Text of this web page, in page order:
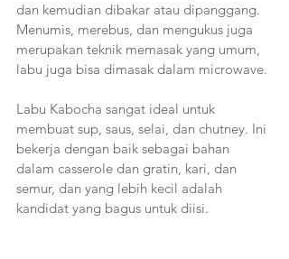
dan kemudian dibakar atau dipanggang.
Menumis, merebus, dan mengukus juga
merupakan teknik memasak yang umum,
labu juga bisa dimasak dalam microwave.
Labu Kabocha sangat ideal untuk
membuat sup, saus, selai, dan chutney. Ini
bekerja dengan baik sebagai bahan
dalam casserole dan gratin, kari, dan
semur, dan yang lebih kecil adalah
kandidat yang bagus untuk diisi.